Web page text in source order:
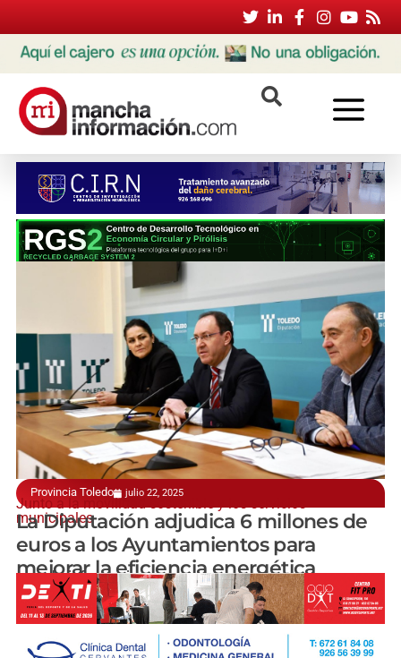
Provincia Toledo julio 22, 2025
Junto a la movilidad sostenible y los servicios
municipales
La Diputación adjudica 6 millones de
euros a los Ayuntamientos para
mejorar la eficiencia energética
manchainformacion.com